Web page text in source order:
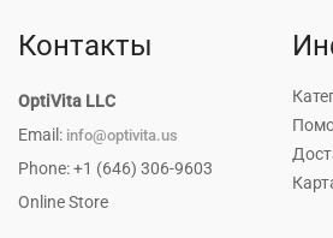
Контакты
OptiVita LLC
Email: info@optivita.us
Phone: +1 (646) 306-9603
Online Store